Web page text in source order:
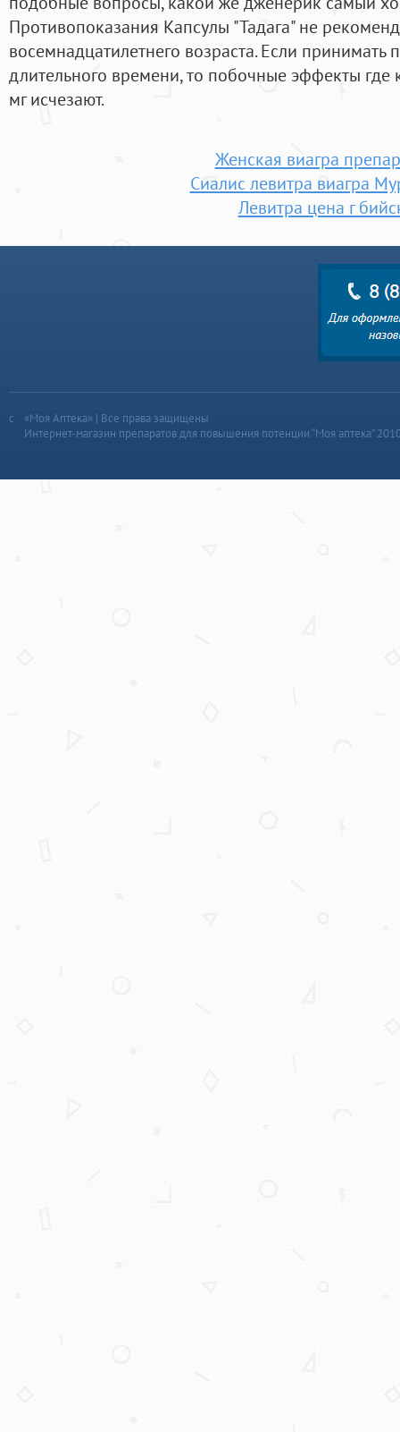
Противопоказания Капсулы "Тадага" не
восемнадцатилетнего возраста. Если принимать
длительного времени, то побочные эффекты где
мг исчезают.
Женская виагра
Сиалис левитра виагра
Левитра цена г
«Моя Аптека» | Все права защищены
Интернет-магазин препаратов для повышения потенции “Моя аптека”